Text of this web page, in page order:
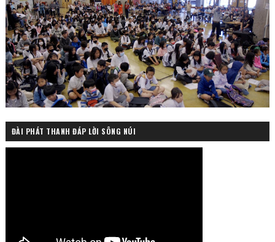
ĐÀI PHÁT THANH ĐÁP LỜI SÔNG NÚI